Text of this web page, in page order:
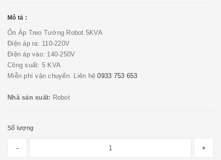
Mô tả :
Ổn Áp Treo Tường Robot 5KVA
Điện áp ra: 110-220V
Điện áp vào: 140-250V
Công suất: 5 KVA
Miễn phí vận chuyển. Liên hệ 0933 753 653
Nhà sản xuất: Robot
Số lượng
- +